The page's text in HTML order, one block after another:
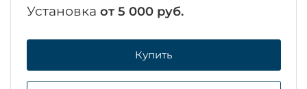
Установка от 5 000 руб.
Купить